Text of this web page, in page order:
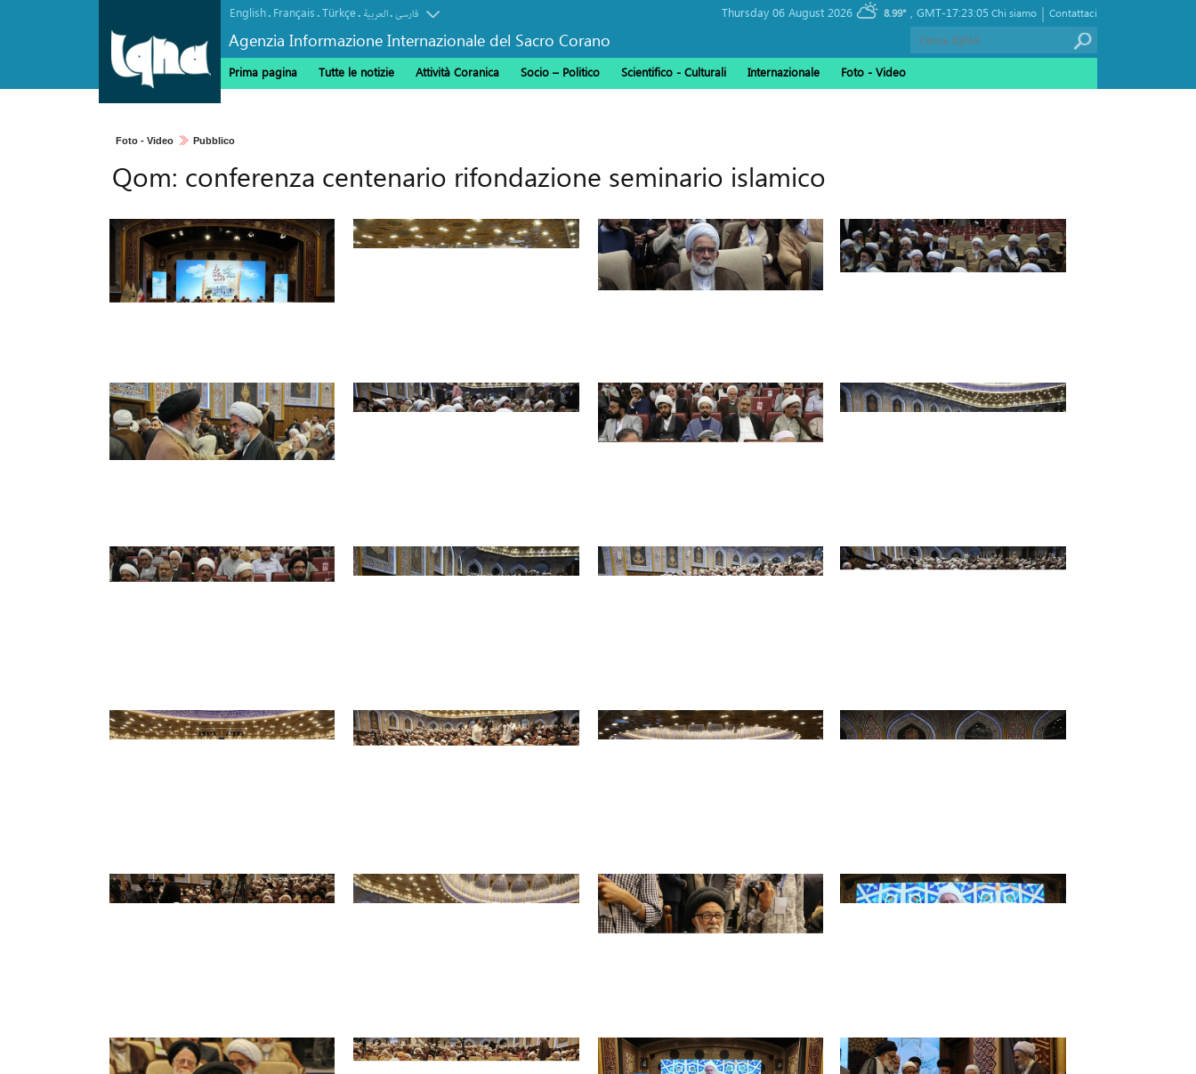
Agenzia Informazione Internazionale del Sacro Corano
English. Français.Türkçe. العربیة.فارسی GMT-17:23:05
8.99° Contattaci
|
Chi siamo
Prima pagina Tutte le notizie Attività Coranica Socio – Politico Scientifico - Culturali Internazionale Foto - Video
Foto - Video Pubblico
Qom: conferenza centenario rifondazione seminario islamico